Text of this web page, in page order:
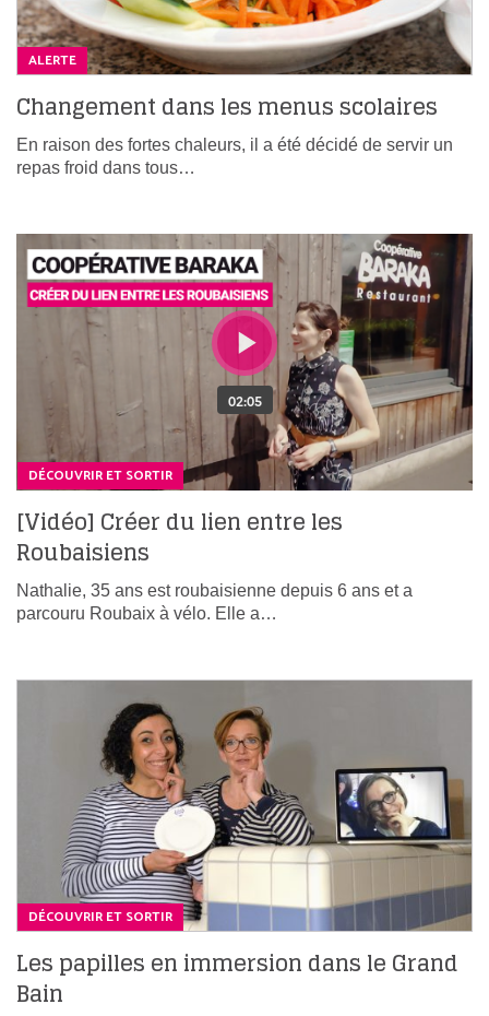
ALERTE
Changement dans les menus scolaires
En raison des fortes chaleurs, il a été décidé de servir un
repas froid dans tous…
DÉCOUVRIR ET SORTIR
[Vidéo] Créer du lien entre les
Roubaisiens
Nathalie, 35 ans est roubaisienne depuis 6 ans et a
parcouru Roubaix à vélo. Elle a…
DÉCOUVRIR ET SORTIR
Les papilles en immersion dans le Grand
Bain